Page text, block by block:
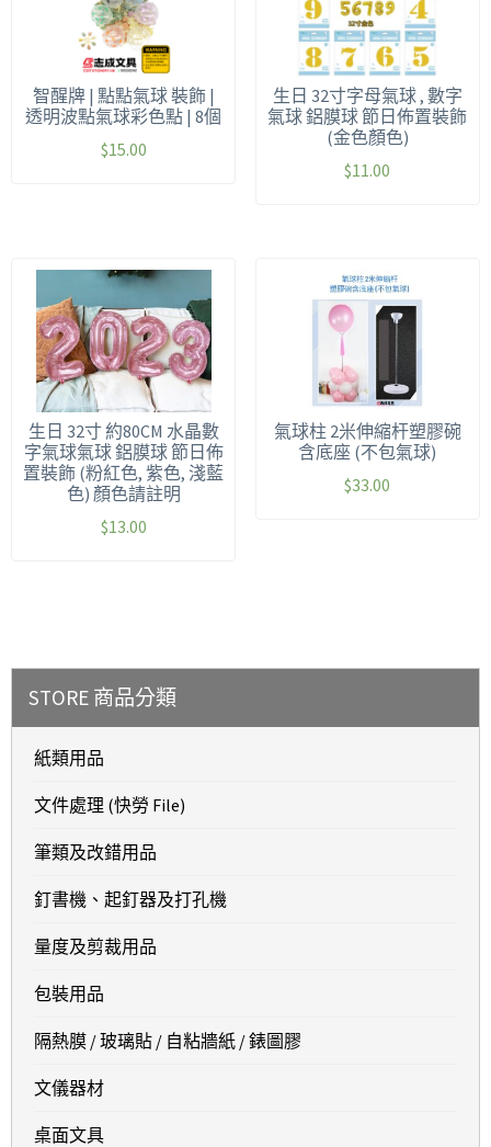
智醒牌 | 點點氣球 裝飾 |
透明波點氣球彩色點 | 8個
$15.00
生日 32寸字母氣球 , 數字
氣球 鋁膜球 節日佈置裝飾
(金色顏色)
$11.00
生日 32寸 約80CM 水晶數
字氣球氣球 鋁膜球 節日佈
置裝飾 (粉紅色, 紫色, 淺藍
色) 顏色請註明
$13.00
氣球柱 2米伸縮杆塑膠碗
含底座 (不包氣球)
$33.00
STORE 商品分類
紙類用品
文件處理 (快勞 File)
筆類及改錯用品
釘書機、起釘器及打孔機
量度及剪裁用品
包裝用品
隔熱膜 / 玻璃貼 / 自粘牆紙 / 錶圖膠
文儀器材
桌面文具